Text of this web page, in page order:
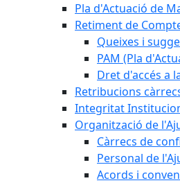
Pla d'Actuació de
Retiment de
Queixes i
PAM (Pla
Dret d'accés a
Retribucions
Integritat
Organització de
Càrrecs de
Personal de
Acords i